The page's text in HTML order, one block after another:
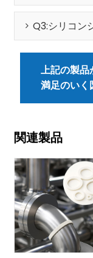
Q3:シリコン
上記の製品
満足のいく
関連製品